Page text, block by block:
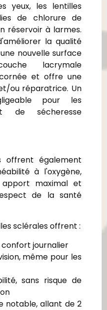
yeux, les lentilles
de chlorure de
réservoir à larmes.
la qualité
nouvelle surface
lacrymale
et offre une
ou réparatrice. Un
pour les
de sécheresse
offrent également
à l'oxygène,
maximal et
de la santé
sclérales offrent :
journalier
même pour les
sans risque de
notable, allant de 2